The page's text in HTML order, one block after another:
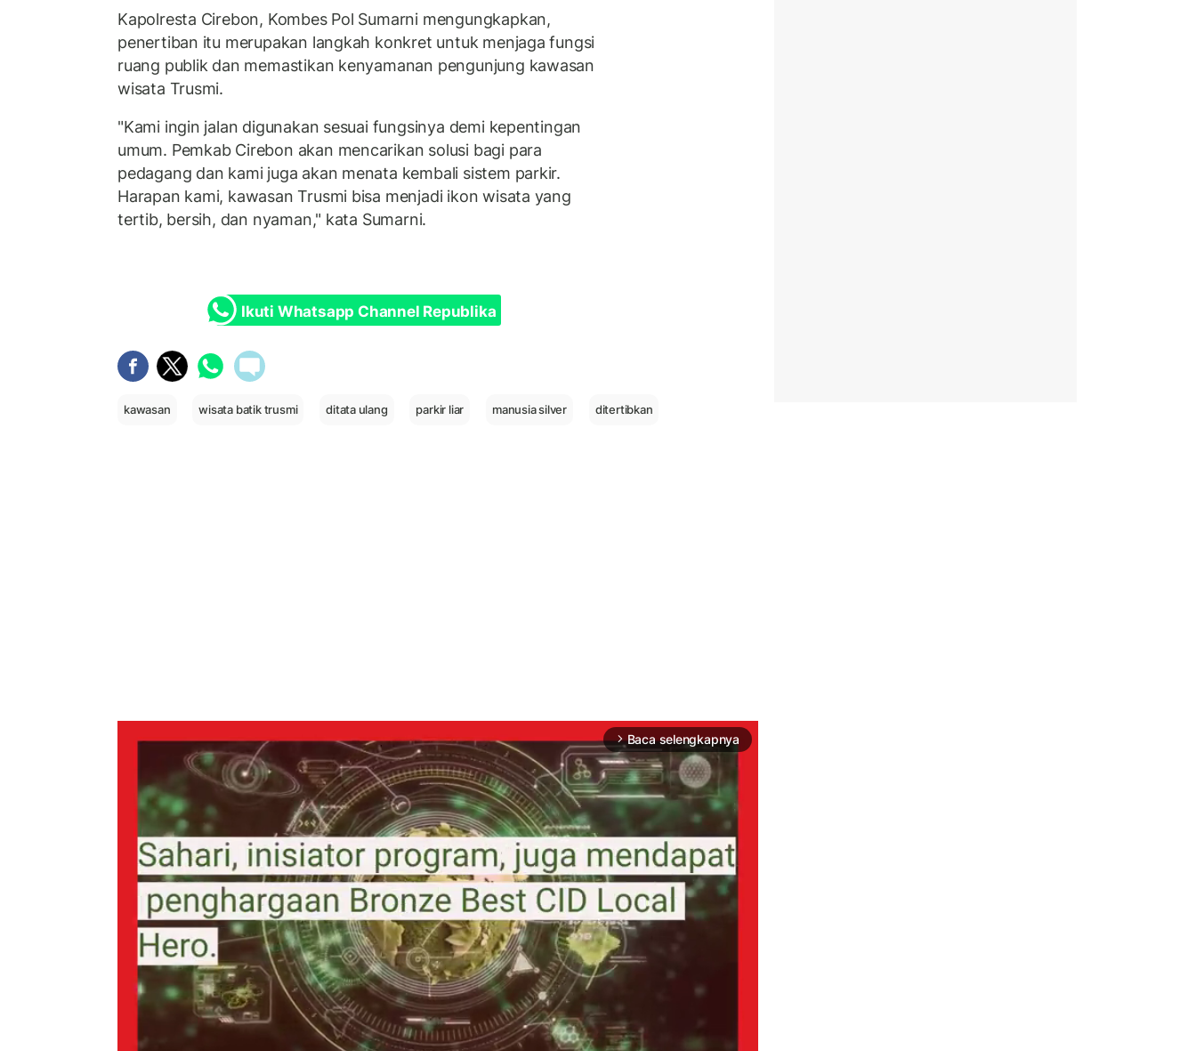
Kapolresta Cirebon, Kombes Pol Sumarni mengungkapkan,
penertiban itu merupakan langkah konkret untuk menjaga fungsi
ruang publik dan memastikan kenyamanan pengunjung kawasan
wisata Trusmi.
"Kami ingin jalan digunakan sesuai fungsinya demi kepentingan
umum. Pemkab Cirebon akan mencarikan solusi bagi para
pedagang dan kami juga akan menata kembali sistem parkir.
Harapan kami, kawasan Trusmi bisa menjadi ikon wisata yang
tertib, bersih, dan nyaman," kata Sumarni.
Ikuti Whatsapp Channel Republika
kawasan wisata batik trusmi ditata ulang parkir liar manusia silver ditertibkan
arrow_forward_ios Baca selengkapnya